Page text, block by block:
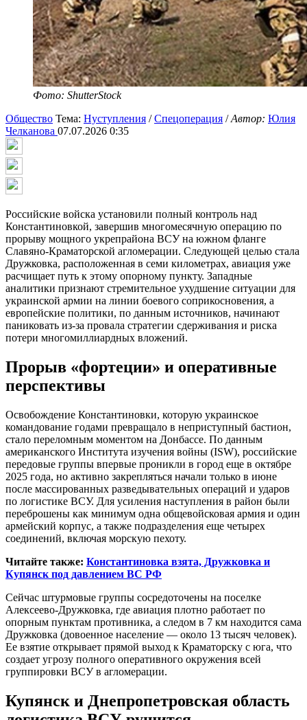
Фото: ShutterStock
Общество Тема: Нуступления /Спецоперация /Автор: Юлия
Челканова 07.07.2026 0:35
Российские войска установили полный контроль над
Константиновкой, завершив многомесячную операцию по
прорыву мощного укрепрайона ВСУ на южном фланге
Славяно-Краматорской агломерации. Следующей целью стала
Дружковка, расположенная в семи километрах, авиация уже
расчищает путь к этому опорному пункту. Западные
аналитики признают стремительное ухудшение ситуации для
украинской армии на линии боевого соприкосновения, а
европейские политики, по данным источников, начинают
паниковать из-за провала стратегии сдерживания и риска
потери многомиллиардных вложений.
Прорыв «фортеции» и оперативные
перспективы
Освобождение Константиновки, которую украинское
командование годами превращало в неприступный бастион,
стало переломным моментом на Донбассе. По данным
американского Института изучения войны (ISW), российские
передовые группы впервые проникли в город еще в октябре
2025 года, но активно закрепляться начали только в июне
после массированных разведывательных операций и ударов
по логистике ВСУ. Для усиления наступления в район были
переброшены как минимум одна общевойсковая армия и один
армейский корпус, а также подразделения еще четырех
соединений, включая морскую пехоту.
Читайте также: Константиновка взята, Дружковка и
Купянск под давлением ВС РФ
Сейчас штурмовые группы сосредоточены на поселке
Алексеево-Дружковка, где авиация плотно работает по
опорным пунктам противника, а следом в 7 км находится сама
Дружковка (довоенное население — около 13 тысяч человек).
Ее взятие открывает прямой выход к Краматорску с юга, что
создает угрозу полного оперативного окружения всей
группировки ВСУ в агломерации.
Купянск и Днепропетровская область